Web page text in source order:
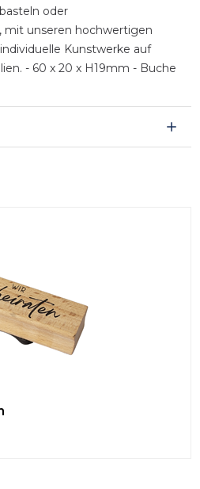
oder
mit unseren hochwertigen
Kunstwerke auf
- 60 x 20 x H19mm - Buche